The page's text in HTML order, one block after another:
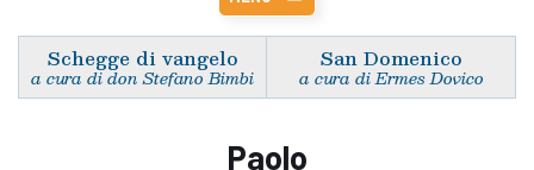
Schegge di vangelo
a cura di don Stefano Bimbi
San Domenico
a cura di Ermes Dovico
Paolo